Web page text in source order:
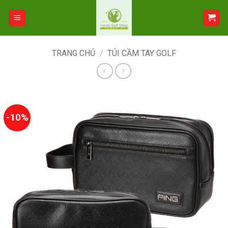
TRANG CHỦ / TÚI CẦM TAY GOLF
-10%